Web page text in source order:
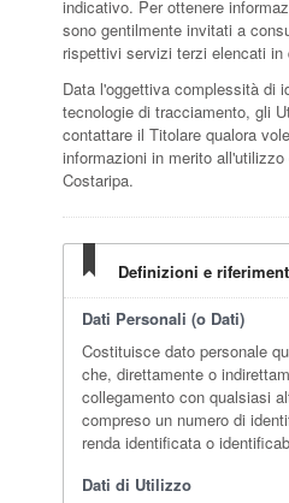
indicativo. Per ottenere
sono gentilmente invitati a
rispettivi servizi terzi elencati in
Data l'oggettiva complessità di
tecnologie di tracciamento, gli
contattare il Titolare qualora
informazioni in merito
Costaripa.
Definizioni e
Dati Personali (o Dati)
Costituisce dato personale
che, direttamente o
collegamento con qualsiasi
compreso un numero di
renda identificata o
Dati di Utilizzo